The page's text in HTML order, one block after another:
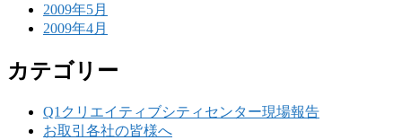
2009年5月
2009年4月
カテゴリー
Q1クリエイティブシティセンター現場報告
お取引各社の皆様へ